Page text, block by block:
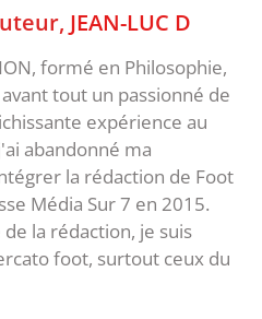
JEAN-LUC D
formé en Philosophie,
tout un passionné de
expérience au
abandonné ma
la rédaction de Foot
Média Sur 7 en 2015.
la rédaction, je suis
foot, surtout ceux du